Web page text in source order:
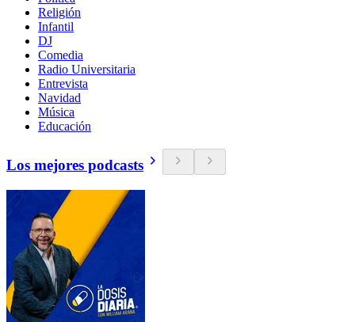
Religión
Infantil
DJ
Comedia
Radio Universitaria
Entrevista
Navidad
Música
Educación
Los mejores podcasts